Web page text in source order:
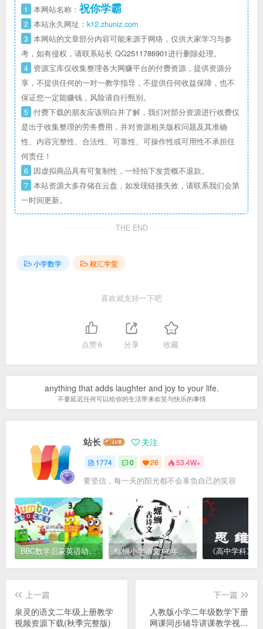
1 本网站名称： 祝你学霸
2 本站永久网址： k12.zhuniz.com
3 本网站的文章部分内容可能来源于网络，仅供大家学习与参
考，如有侵权，请联系站长 QQ2511786901进行删除处理。
4 资源宝库仅收集整理各大网赚平台的付费资源，提供资源分
享，不提供任何的一对一教学指导，不提供任何收益保障，也不
保证您一定能赚钱，风险请自行甄别。
5 付费下载的朋友应该明白并了解，我们对部分资源进行收费仅
是出于收集整理的劳务费用，并对资源相关版权问题及其准确
性、内容完整性、合法性、可靠性、可操作性或可用性不承担任
何责任！
6 因虚拟商品具有可复制性，一经拍下发货概不退款。
7 本站资源大多存储在云盘，如发现链接失效，请联系我们会第
一时间更新。
THE END
小学数学 校汇学堂
喜欢就支持一下吧
点赞6 分享 收藏
anything that adds laughter and joy to your life.
不要延迟任何可以给你的生活带来欢笑与快乐的事情
站长 关注
1774 0 26 53.4W+
要坚信，每一天的阳光都不会辜负自己的笑容
BBC数学启蒙英语动画Numberblocks数字积木，全七季共161集，1080P高清视频带英文字幕 螺蛳小学语文1-6年级《小学古诗文》课程视频
上一篇
泉灵的语文二年级上册教学
视频资源下载(秋季完整版)
下一篇
人教版小学二年级数学下册
网课同步辅导讲课教学视频